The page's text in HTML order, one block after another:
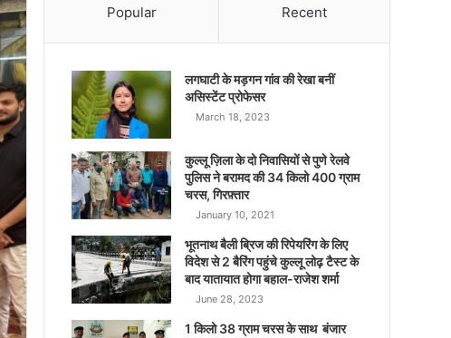
Popular Recent
लगघाटी के मड़गन गांव की रेखा बनीं
असिस्टेंट प्रोफेसर
March 18, 2023
कुल्लू ज़िला के दो निवासियों से पुणे रेलवे
पुलिस ने बरामद की 34 किलो 400 ग्राम
चरस, गिरफ़्तार
January 10, 2021
भूतनाथ बैली ब्रिज की रिपेयरिंग के लिए
विदेश से 2 बैरिंग पहुंचे कुल्लू लोढ़ टैस्ट के
बाद यातायात होगा बहाल-राजेश शर्मा
June 28, 2023
1 किलो 38 ग्राम चरस के साथ बंजार